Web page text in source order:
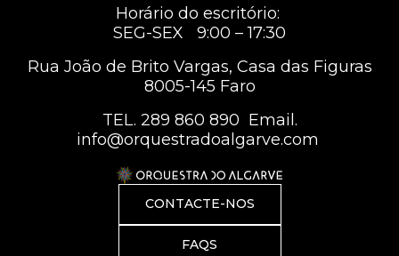
Horário do escritório:
SEG-SEX 9:00 – 17:30
Rua João de Brito Vargas, Casa das Figuras
8005-145 Faro
TEL. 289 860 890 Email.
info@orquestradoalgarve.com
CONTACTE-NOS
FAQS